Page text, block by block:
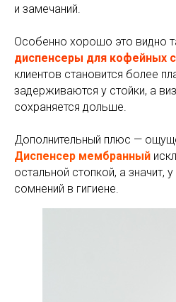
и замечаний.
Особенно хорошо это видно
диспенсеры для кофейных
клиентов становится более
задерживаются у стойки, а
сохраняется дольше.
Дополнительный плюс —
Диспенсер мембранный
остальной стопкой, а значит,
сомнений в гигиене.